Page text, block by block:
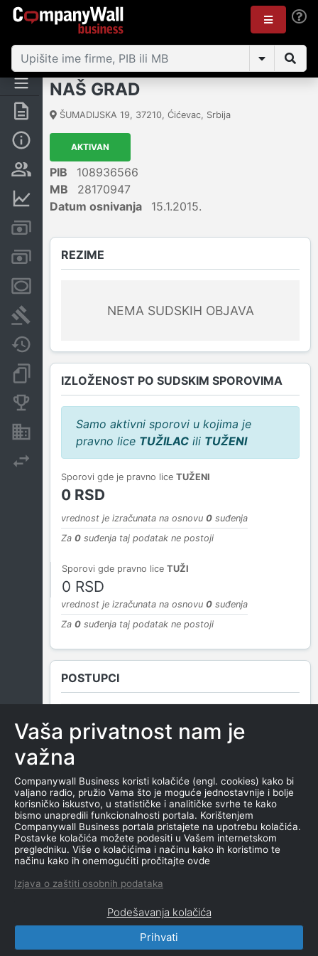
Rezime
Vlasnička struktura
Računi i blokade
Sudski sporovi
Dokumenti i objave
Nekretnine i imovina
Izvoz
NAŠ GRAD
ŠUMADIJSKA 19, 37210, Ćićevac, Srbija
AKTIVAN
PIB
108936566
MB
28170947
Datum osnivanja
15.1.2015.
REZIME
NEMA SUDSKIH OBJAVA
IZLOŽENOST PO SUDSKIM SPOROVIMA
Samo aktivni sporovi u kojima je
pravno lice TUŽILAC ili TUŽENI
Sporovi gde je pravno lice TUŽENI
0 RSD
vrednost je izračunata na osnovu 0 suđenja
Za 0 suđenja taj podatak ne postoji
Sporovi gde pravno lice TUŽI
0 RSD
vrednost je izračunata na osnovu 0 suđenja
Za 0 suđenja taj podatak ne postoji
POSTUPCI
NEMA SUDSKIH OBJAVA
ROČIŠTA
NEMA SUDSKIH OBJAVA
CompanyWall Business © 2026
korišćenja | Izjava o privatnosti
Vaša privatnost nam je
važna
Companywall Business koristi kolačiće (engl. cookies) kako bi
valjano radio, pružio Vama što je moguće jednostavnije i bolje
korisničko iskustvo, u statističke i analitičke svrhe te kako
bismo unapredili funkcionalnosti portala. Korištenjem
Companywall Business portala pristajete na upotrebu kolačića.
Postavke kolačića možete podesiti u Vašem internetskom
pregledniku. Više o kolačićima i načinu kako ih koristimo te
načinu kako ih onemogućiti pročitajte ovde
Izjava o zaštiti osobnih podataka
Podešavanja kolačića
Prihvati